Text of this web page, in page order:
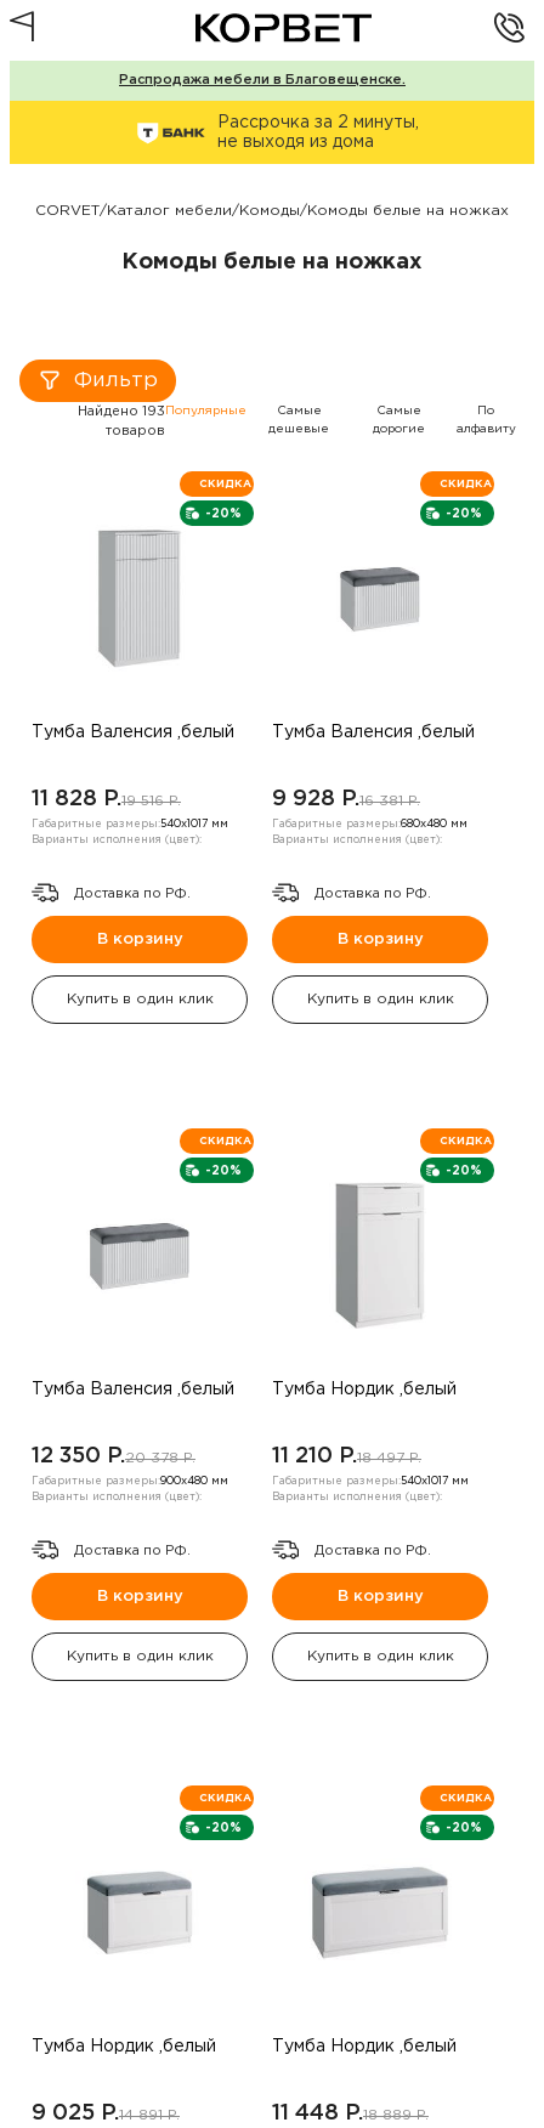
Распродажа мебели в Благовещенске.
Рассрочка за 2 минуты,
не выходя из дома
CORVET/Каталог мебели/Комоды/Комоды белые на ножках
Комоды белые на ножках
Фильтр
Найдено 193
товаров
Популярные
Самые
дешевые
Самые
дорогие
По
алфавиту
-20%
СКИДКА
Тумба Валенсия ,белый
11 828 P.19 516 P.
Габаритные размеры:540х1017 мм
Варианты исполнения (цвет):
Доставка по РФ.
В корзину
Купить в один клик
-20%
СКИДКА
Тумба Валенсия ,белый
9 928 P.16 381 P.
Габаритные размеры:680х480 мм
Варианты исполнения (цвет):
Доставка по РФ.
В корзину
Купить в один клик
-20%
СКИДКА
Тумба Валенсия ,белый
12 350 P.20 378 P.
Габаритные размеры:900х480 мм
Варианты исполнения (цвет):
Доставка по РФ.
В корзину
Купить в один клик
-20%
СКИДКА
Тумба Нордик ,белый
11 210 P.18 497 P.
Габаритные размеры:540х1017 мм
Варианты исполнения (цвет):
Доставка по РФ.
В корзину
Купить в один клик
-20%
СКИДКА
Тумба Нордик ,белый
9 025 P.14 891 P.
-20%
СКИДКА
Тумба Нордик ,белый
11 448 P.18 889 P.